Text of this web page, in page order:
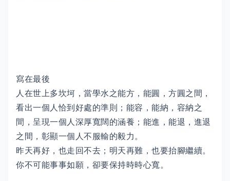
寫在最後
人在世上多坎坷，當學水之能方，能圓，方圓之間，
看出一個人恰到好處的準則；能容，能納，容納之
間，呈現一個人深厚寬闊的涵養；能進，能退，進退
之間，彰顯一個人不服輸的毅力。
昨天再好，也走回不去；明天再難，也要抬腳繼續。
你不可能事事如願，卻要保持時時心寬。